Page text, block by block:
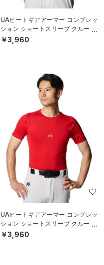
UAヒートギアアーマー コンプレッ
ション ショートスリーブ クルー シ
ャツ（ベースボール/MEN）
￥3,960
UAヒートギアアーマー コンプレッ
ション ショートスリーブ クルー シ
ャツ（ベースボール/MEN）
￥3,960